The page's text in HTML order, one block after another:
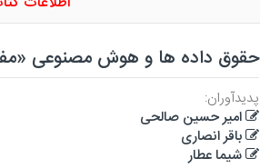
حقوق داده ها و هوش مصنوعی
پدیدآوران:
امیر حسین صالحی
باقر انصاری
شیما عطار